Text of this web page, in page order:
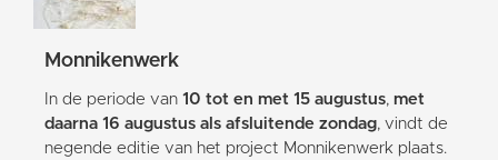
Monnikenwerk
In de periode van 10 tot en met 15 augustus, met
daarna 16 augustus als afsluitende zondag, vindt de
negende editie van het project Monnikenwerk plaats.